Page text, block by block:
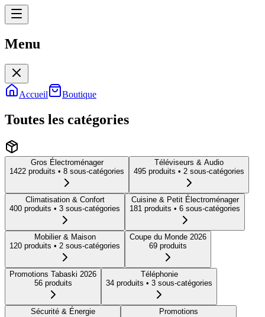
Menu
Accueil Boutique
Toutes les catégories
Gros Électroménager
1422 produits • 8 sous-catégories
Téléviseurs & Audio
495 produits • 2 sous-catégories
Climatisation & Confort
400 produits • 3 sous-catégories
Cuisine & Petit Électroménager
181 produits • 6 sous-catégories
Mobilier & Maison
120 produits • 2 sous-catégories
Coupe du Monde 2026
69 produits
Promotions Tabaski 2026
56produits
Téléphonie
34 produits • 3 sous-catégories
Sécurité & Énergie
Promotions